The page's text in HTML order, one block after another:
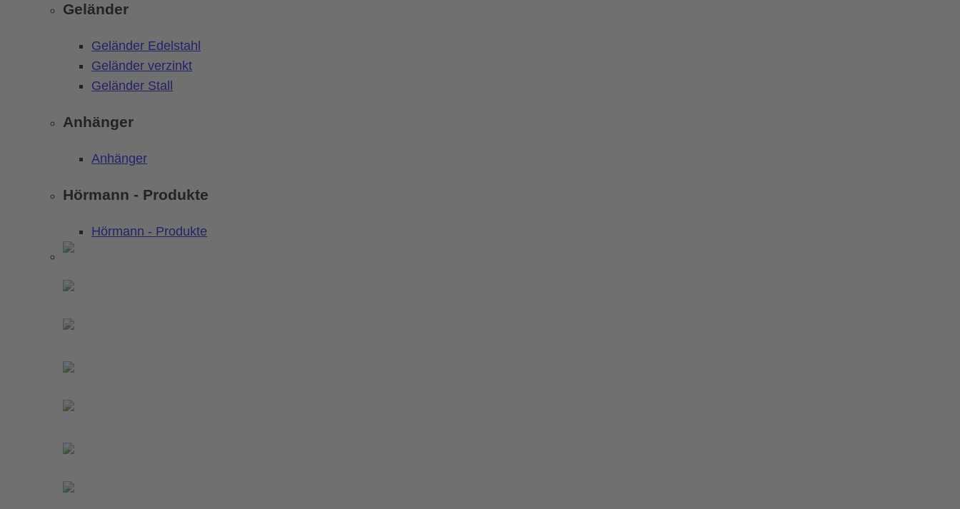
Geländer
Geländer Edelstahl
Geländer verzinkt
Geländer Stall
Anhänger
Anhänger
Hörmann - Produkte
Hörmann - Produkte